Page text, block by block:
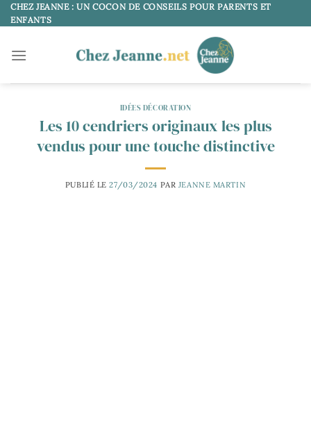
Passer
au
CHEZ JEANNE : UN COCON DE CONSEILS POUR PARENTS ET
ENFANTS
IDÉES DÉCORATION
Les 10 cendriers originaux les plus
vendus pour une touche distinctive
PUBLIÉ LE27/03/2024 PAR JEANNE MARTIN